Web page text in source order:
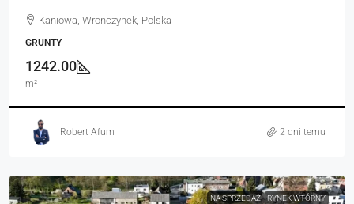
Kaniowa, Wronczynek, Polska
GRUNTY
1242.00
m²
Robert Afum 2 dni temu
NA SPRZEDAŻ RYNEK WTÓRNY